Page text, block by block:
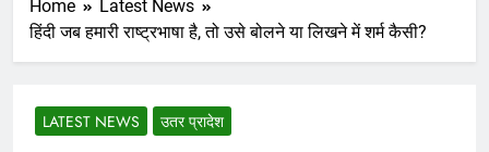
Home
Latest News
हिंदी जब हमारी राष्ट्रभाषा है, तो उसे बोलने या लिखने में शर्म कैसी?
LATEST NEWS उतर प्रादेश